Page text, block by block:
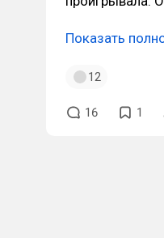
Показать
12
16 1